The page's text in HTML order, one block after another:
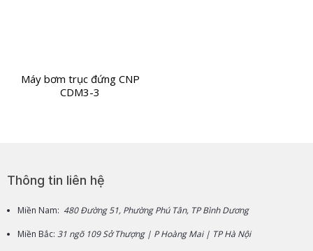
Máy bơm trục đứng CNP
CDM3-3
Thông tin liên hệ
Miền Nam: 480 Đường 51, Phường Phú Tân, TP Bình Dương
Miền Bắc: 31 ngõ 109 Sở Thượng | P Hoàng Mai | TP Hà Nội